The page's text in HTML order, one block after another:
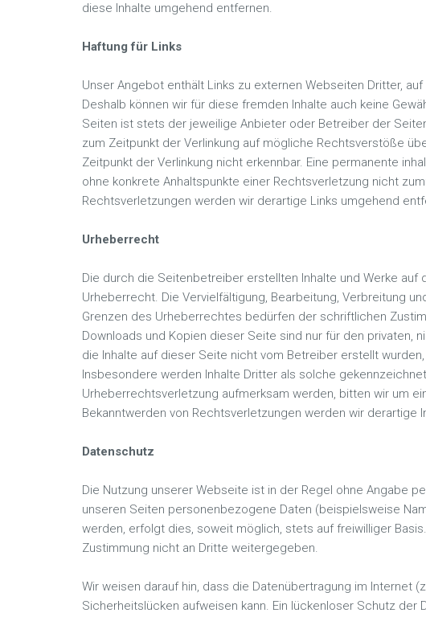
diese Inhalte umgehend entfernen.
Haftung für Links
Unser Angebot enthält Links zu externen Webseiten Dritter,
Deshalb können wir für diese fremden Inhalte auch keine
Seiten ist stets der jeweilige Anbieter oder Betreiber der
zum Zeitpunkt der Verlinkung auf mögliche Rechtsverstöße
Zeitpunkt der Verlinkung nicht erkennbar. Eine permanente
ohne konkrete Anhaltspunkte einer Rechtsverletzung nicht
Rechtsverletzungen werden wir derartige Links umgehend
Urheberrecht
Die durch die Seitenbetreiber erstellten Inhalte und Werke
Urheberrecht. Die Vervielfältigung, Bearbeitung, Verbreitung
Grenzen des Urheberrechtes bedürfen der schriftlichen
Downloads und Kopien dieser Seite sind nur für den privaten,
die Inhalte auf dieser Seite nicht vom Betreiber erstellt
Insbesondere werden Inhalte Dritter als solche
Urheberrechtsverletzung aufmerksam werden, bitten wir um
Bekanntwerden von Rechtsverletzungen werden wir derartige
Datenschutz
Die Nutzung unserer Webseite ist in der Regel ohne Angabe
unseren Seiten personenbezogene Daten (beispielsweise
werden, erfolgt dies, soweit möglich, stets auf freiwilliger
Zustimmung nicht an Dritte weitergegeben.
Wir weisen darauf hin, dass die Datenübertragung im Internet
Sicherheitslücken aufweisen kann. Ein lückenloser Schutz